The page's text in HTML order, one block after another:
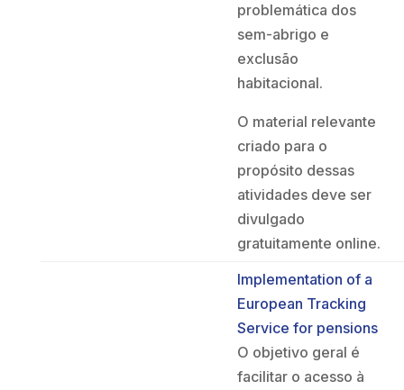
problemática dos
sem-abrigo e
exclusão
habitacional.
O material relevante
criado para o
propósito dessas
atividades deve ser
divulgado
gratuitamente online.
Implementation of a
European Tracking
Service for pensions
O objetivo geral é
facilitar o acesso à